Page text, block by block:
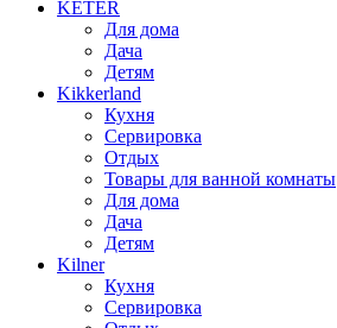
KETER
Для дома
Дача
Детям
Kikkerland
Кухня
Сервировка
Отдых
Товары для ванной комнаты
Для дома
Дача
Детям
Kilner
Кухня
Сервировка